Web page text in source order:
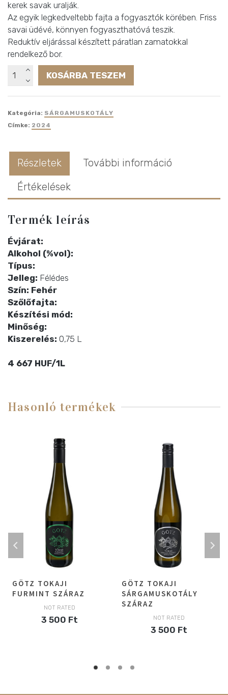
kerek savak uralják.
Az egyik legkedveltebb fajta a fogyasztók körében. Friss
savai üdévé, könnyen fogyaszthatóvá teszik.
Reduktív eljárással készített páratlan zamatokkal
rendelkező bor.
Götz
Tokaji
mennyiség
KOSÁRBA TESZEM
Kategória: SÁRGAMUSKOTÁLY
Címke: 2024
Részletek
További információ
Értékelések
Termék leírás
Évjárat:
Alkohol (%vol):
Típus:
Jelleg: Félédes
Szín: Fehér
Szőlőfajta:
Készítési mód:
Minőség:
Kiszerelés: 0,75 L
4 667 HUF/1L
Hasonló termékek
GÖTZ TOKAJI
FURMINT SZÁRAZ
NOT RATED
3 500 Ft
GÖTZ TOKAJI
SÁRGAMUSKOTÁLY
SZÁRAZ
NOT RATED
3 500 Ft